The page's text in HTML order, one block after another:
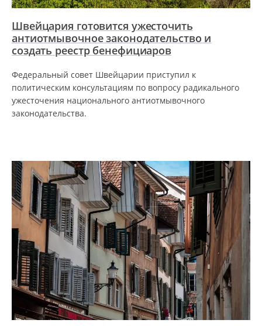
Швейцария готовится ужесточить
антиотмывочное законодательство и
создать реестр бенефициаров
Федеральный совет Швейцарии приступил к
политическим консультациям по вопросу радикального
ужесточения национального антиотмывочного
законодательства.